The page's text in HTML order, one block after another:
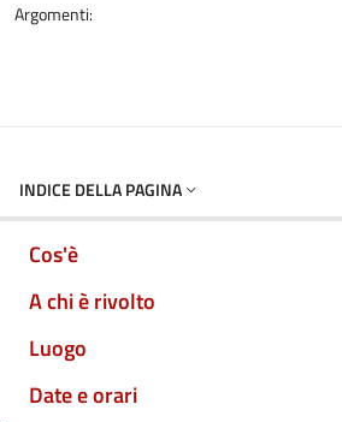
Argomenti:
INDICE DELLA PAGINA
Cos'è
A chi è rivolto
Luogo
Date e orari